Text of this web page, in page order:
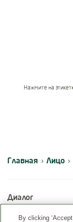
Нажмите на
Главная › Лицо ›
Диалог
By clicking